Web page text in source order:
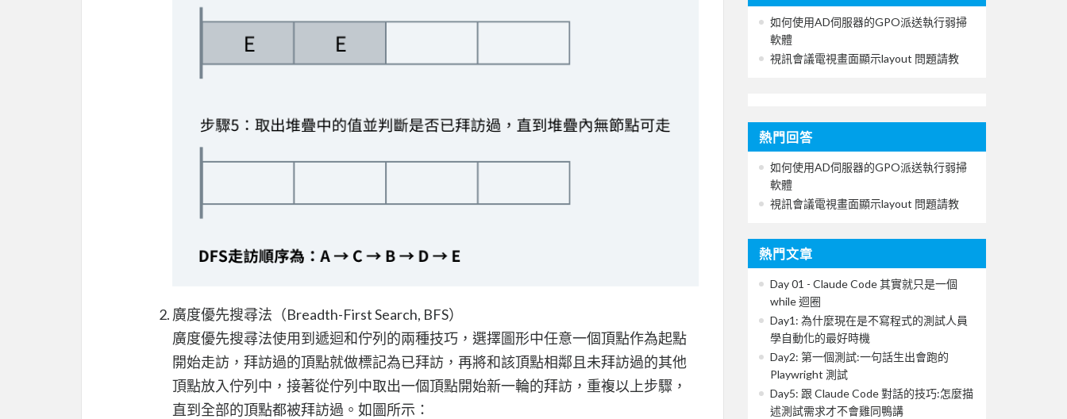
廣度優先搜尋法（Breadth-First Search, BFS）
廣度優先搜尋法使用到遞迴和佇列的兩種技巧，選擇圖形中任意一個頂點作為起點
開始走訪，拜訪過的頂點就做標記為已拜訪，再將和該頂點相鄰且未拜訪過的其他
頂點放入佇列中，接著從佇列中取出一個頂點開始新一輪的拜訪，重複以上步驟，
直到全部的頂點都被拜訪過。如圖所示：
如何使用AD伺服器的GPO派送執行弱掃
軟體
視訊會議電視畫面顯示layout 問題請教
熱門回答
如何使用AD伺服器的GPO派送執行弱掃
軟體
視訊會議電視畫面顯示layout 問題請教
熱門文章
Day 01 - Claude Code 其實就只是一個
while 迴圈
Day1: 為什麼現在是不寫程式的測試人員
學自動化的最好時機
Day2: 第一個測試:一句話生出會跑的
Playwright 測試
Day5: 跟 Claude Code 對話的技巧:怎麼描
述測試需求才不會雞同鴨講